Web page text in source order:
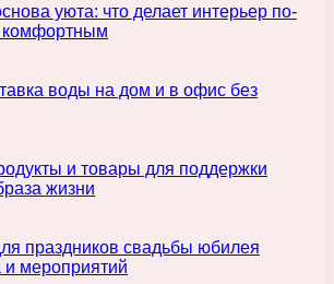
уюта: что делает интерьер по-
комфортным
воды на дом и в офис без
и товары для поддержки
жизни
праздников свадьбы юбилея
и мероприятий